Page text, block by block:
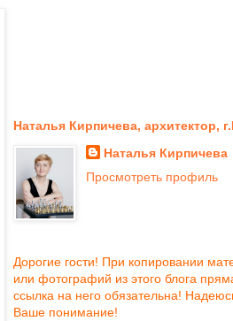
Наталья Кирпичева, архитектор,
Наталья Кирпичева
Просмотреть профиль
Дорогие гости! При копировании
или фотографий из этого блога
ссылка на него обязательна!
Ваше понимание!